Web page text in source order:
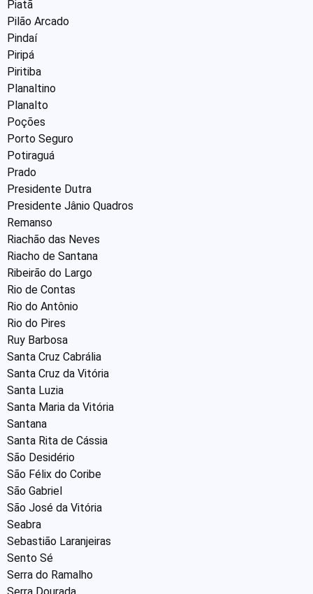
Piatã
Pilão Arcado
Pindaí
Piripá
Piritiba
Planaltino
Planalto
Poções
Porto Seguro
Potiraguá
Prado
Presidente Dutra
Presidente Jânio Quadros
Remanso
Riachão das Neves
Riacho de Santana
Ribeirão do Largo
Rio de Contas
Rio do Antônio
Rio do Pires
Ruy Barbosa
Santa Cruz Cabrália
Santa Cruz da Vitória
Santa Luzia
Santa Maria da Vitória
Santana
Santa Rita de Cássia
São Desidério
São Félix do Coribe
São Gabriel
São José da Vitória
Seabra
Sebastião Laranjeiras
Sento Sé
Serra do Ramalho